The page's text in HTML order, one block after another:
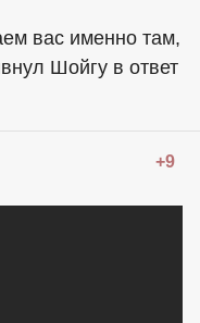
вас именно там,
Шойгу в ответ
+9